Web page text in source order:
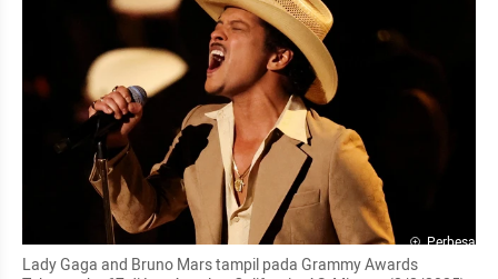
Perbesar
Lady Gaga and Bruno Mars tampil pada Grammy Awards